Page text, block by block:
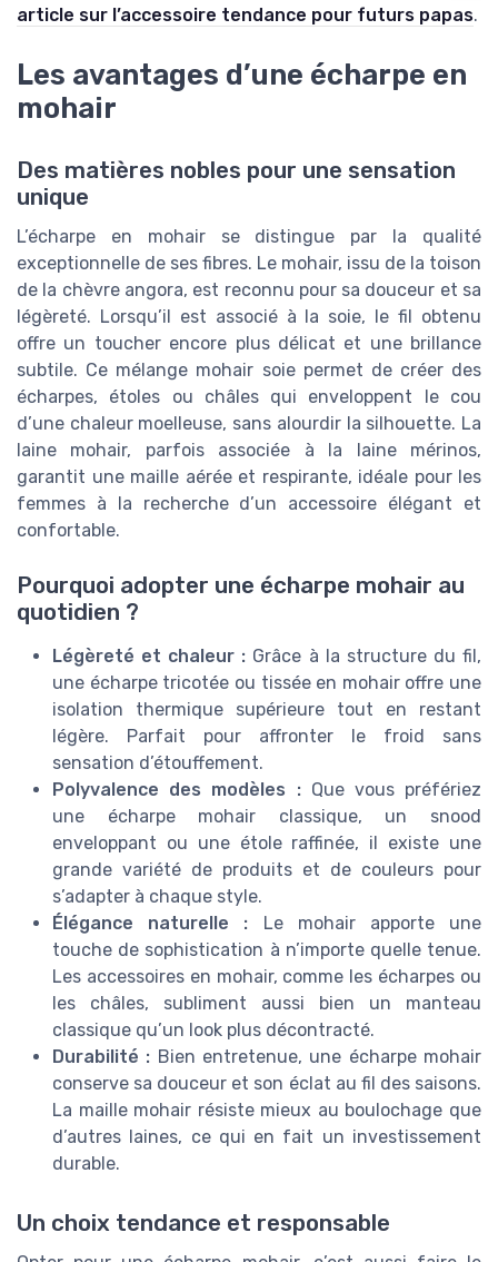
article sur l’accessoire tendance pour futurs papas.
Les avantages d’une écharpe en
mohair
Des matières nobles pour une sensation
unique
L’écharpe en mohair se distingue par la qualité
exceptionnelle de ses fibres. Le mohair, issu de la toison
de la chèvre angora, est reconnu pour sa douceur et sa
légèreté. Lorsqu’il est associé à la soie, le fil obtenu
offre un toucher encore plus délicat et une brillance
subtile. Ce mélange mohair soie permet de créer des
écharpes, étoles ou châles qui enveloppent le cou
d’une chaleur moelleuse, sans alourdir la silhouette. La
laine mohair, parfois associée à la laine mérinos,
garantit une maille aérée et respirante, idéale pour les
femmes à la recherche d’un accessoire élégant et
confortable.
Pourquoi adopter une écharpe mohair au
quotidien ?
Légèreté et chaleur : Grâce à la structure du fil,
une écharpe tricotée ou tissée en mohair offre une
isolation thermique supérieure tout en restant
légère. Parfait pour affronter le froid sans
sensation d’étouffement.
Polyvalence des modèles :Que vous préfériez
une écharpe mohair classique, un snood
enveloppant ou une étole raffinée, il existe une
grande variété de produits et de couleurs pour
s’adapter à chaque style.
Élégance naturelle : Le mohair apporte une
touche de sophistication à n’importe quelle tenue.
Les accessoires en mohair, comme les écharpes ou
les châles, subliment aussi bien un manteau
classique qu’un look plus décontracté.
Durabilité : Bien entretenue, une écharpe mohair
conserve sa douceur et son éclat au fil des saisons.
La maille mohair résiste mieux au boulochage que
d’autres laines, ce qui en fait un investissement
durable.
Un choix tendance et responsable